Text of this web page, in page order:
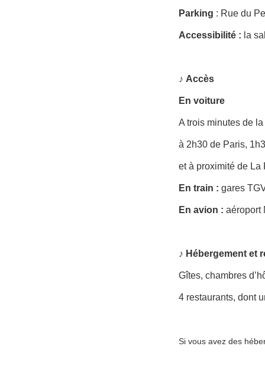
Parking : Rue du
Accessibilité : la
♪ Accès
En voiture
A trois minutes de
à 2h30 de Paris,
et à proximité de La
En train : gares
En avion : aéroport
♪ Hébergement et
Gîtes, chambres
4 restaurants, dont
Si vous avez des